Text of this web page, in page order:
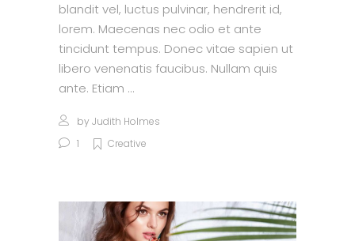
blandit vel, luctus pulvinar, hendrerit id,
lorem. Maecenas nec odio et ante
tincidunt tempus. Donec vitae sapien ut
libero venenatis faucibus. Nullam quis
ante. Etiam
by Judith Holmes
1
Creative